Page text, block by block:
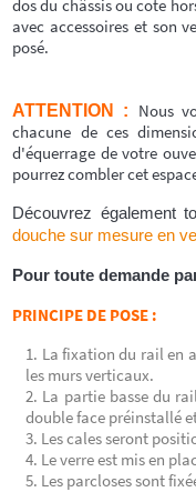
dos du châssis ou cote
avec accessoires et son
posé.
ATTENTION : Nous
chacune de ces
d'équerrage de votre
pourrez combler cet
Découvrez également
douche sur mesure en
Pour toute demande
PRINCIPE DE POSE :
La fixation du rail en
les murs verticaux.
La partie basse du
double face préinstallé
Les cales seront
Le verre est mis en
Les parcloses sont